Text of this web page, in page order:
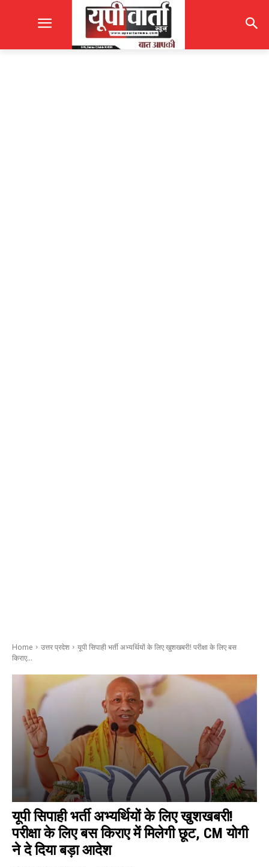
Home उत्तर प्रदेश
यूपी सिपाही भर्ती अभ्यर्थियों के लिए खुशखबरी! परीक्षा के लिए बस
किराए...
यूपी सिपाही भर्ती अभ्यर्थियों के लिए खुशखबरी!
परीक्षा के लिए बस किराए में मिलेगी छूट, CM योगी
ने दे दिया बड़ा आदेश